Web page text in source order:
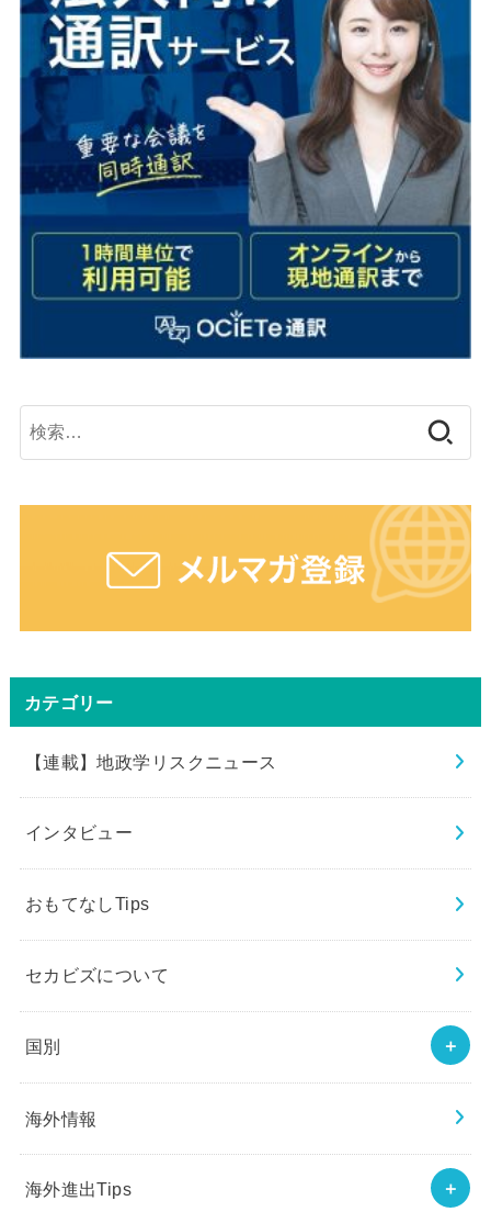
カテゴリー
【連載】地政学リスクニュース
インタビュー
おもてなしTips
セカビズについて
国別
海外情報
海外進出Tips